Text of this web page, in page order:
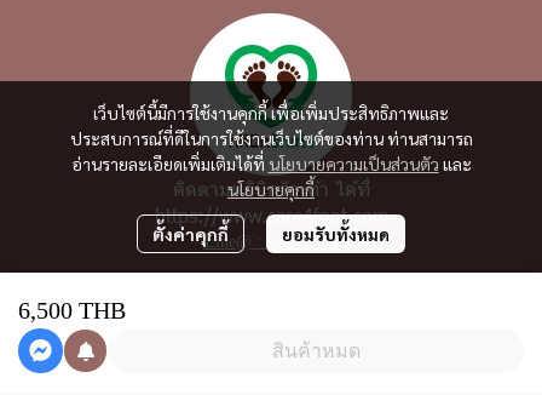
6,500 THB
สินค้าหมด
เว็บไซต์นี้มีการใช้งานคุกกี้ เพื่อเพิ่มประสิทธิภาพและ
ประสบการณ์ที่ดีในการใช้งานเว็บไซต์ของท่าน ท่านสามารถ
อ่านรายละเอียดเพิ่มเติมได้ที่ นโยบายความเป็นส่วนตัว และ
นโยบายคุกกี้
ตั้งค่าคุกกี้ ยอมรับทั้งหมด
ติดตามคลินิกรักเท้า ได้ที่
https://www.care4foot.com
Line@ : @lovefoot
ติดตามสถานะการสั่งซื้อ